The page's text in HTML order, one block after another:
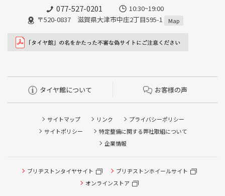
077-527-0201
10:30~19:00
〒520-0837 滋賀県大津市中庄2丁目595-1
Map
タイヤ館について お客様の声
サイトマップ リンク
プライバシーポリシー
サイトポリシー
特定整備に関する弊社取組について
企業情報
ブリヂストンタイヤサイト
ブリヂストンホイールサイト
オンラインストア
タイヤ点検・安全点検/タイヤ履き替え/オイル交換/その他
ピット作業の予約